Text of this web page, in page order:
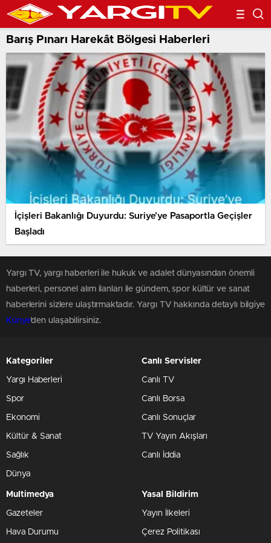
Barış Pınarı Harekât Bölgesi Haberleri
İçişleri Bakanlığı Duyurdu: Suriye’ye Pasaportla Geçişler
Başladı
Yargı TV, yargı haberleri ile hukuk ve adalet dünyasından önemli
haberleri, personel alım ilanları ile gündem, spor kültür ve sanat
haberlerini sizlere ulaştırmaktadır. Yargı TV hakkında detaylı bilgiye
Künye'den ulaşabilirsiniz.
Kategoriler
Yargı Haberleri
Spor
Ekonomi
Kültür & Sanat
Sağlık
Dünya
Canlı Servisler
Canlı TV
Canlı Borsa
Canlı Sonuçlar
TV Yayın Akışları
Canlı İddia
Multimedya
Gazeteler
Hava Durumu
Yasal Bildirim
Yayın İlkeleri
Çerez Politikası